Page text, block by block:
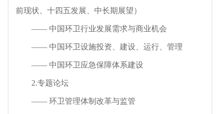
前现状、十四五发展、中长期展望）
—— 中国环卫行业发展需求与商业机会
—— 中国环卫设施投资、建设、运行、管理
—— 中国环卫应急保障体系建设
2.专题论坛
—— 环卫管理体制改革与监管